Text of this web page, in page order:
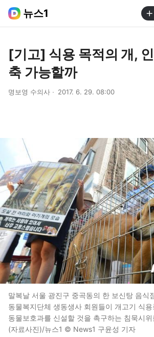
뉴스1
[기고] 식용 목적의 개,
축 가능할까
명보영 수의사 2017. 6. 29. 08:00
말복날 서울 광진구 중곡동의 한 보신탕 음식
동물복지단체 생동생사 회원들이 개고기 식
동물보호과를 신설할 것을 촉구하는 침묵시
(자료사진)/뉴스1 © News1 구윤성 기자